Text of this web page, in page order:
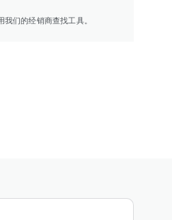
们的经销商查找工具。